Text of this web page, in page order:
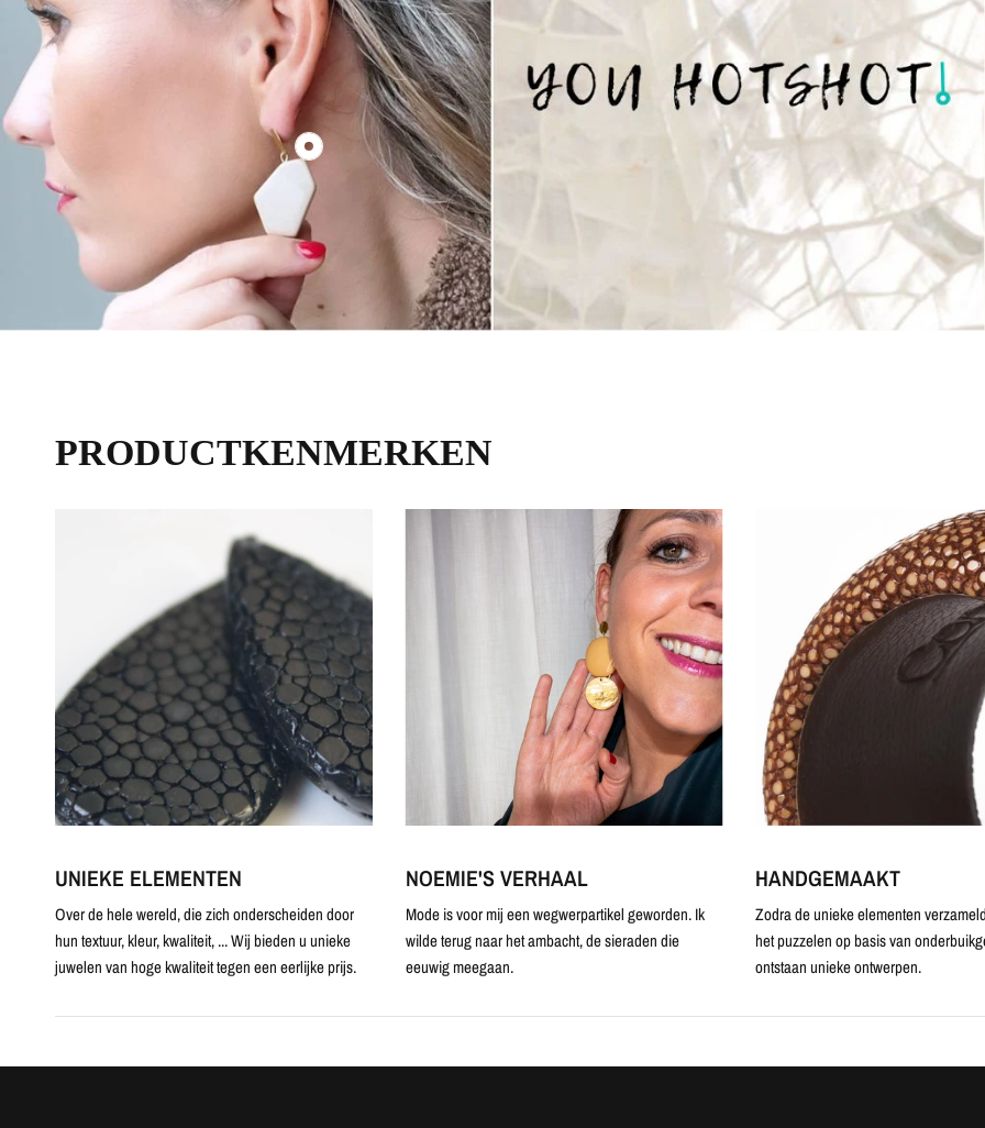
€70,00
PRODUCTKENMERKEN
UNIEKE ELEMENTEN
Over de hele wereld, die zich onderscheiden door
hun textuur, kleur, kwaliteit, ... Wij bieden u unieke
juwelen van hoge kwaliteit tegen een eerlijke prijs.
NOEMIE'S VERHAAL
Mode is voor mij een wegwerpartikel geworden. Ik
wilde terug naar het ambacht, de sieraden die
eeuwig meegaan.
HANDGEMAAKT
Zodra de unieke elementen
het puzzelen op basis van
ontstaan unieke ontwerpen.